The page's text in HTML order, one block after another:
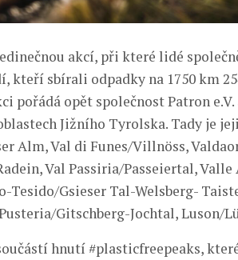
akcí, při které lidé
kteří sbírali odpadky na 1750 km
pořádá opět společnost Patron e.V.
Jižního Tyrolska. Tady je
Alm, Val di Funes/Villnöss,
Val Passiria/Passeiertal, Valle
Tesido/Gsieser Tal-Welsberg-
Gitschberg-Jochtal, Luson/
hnutí #plasticfreepeaks, které